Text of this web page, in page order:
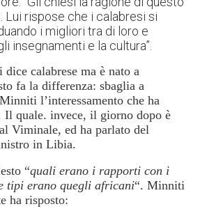
Lui rispose che i calabresi si
i migliori tra di loro e
insegnamenti e la cultura”.
calabrese ma è nato a
fa la differenza: sbaglia a
l’interessamento che ha
Il quale. invece, il giorno dopo è
Viminale, ed ha parlato del
in Libia.
“quali erano i rapporti con i
tipi erano quegli africani“. Minniti
ha risposto: